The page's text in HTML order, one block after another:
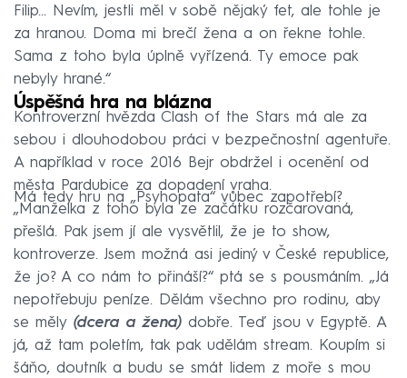
Filip… Nevím, jestli měl v sobě nějaký fet, ale tohle je
za hranou. Doma mi brečí žena a on řekne tohle.
Sama z toho byla úplně vyřízená. Ty emoce pak
nebyly hrané.“
Úspěšná hra na blázna
Kontroverzní hvězda Clash of the Stars má ale za
sebou i dlouhodobou práci v bezpečnostní agentuře.
A například v roce 2016 Bejr obdržel i ocenění od
města Pardubice za dopadení vraha.
Má tedy hru na „Psyhopata“ vůbec zapotřebí?
„Manželka z toho byla ze začátku rozčarovaná,
přešlá. Pak jsem jí ale vysvětlil, že je to show,
kontroverze. Jsem možná asi jediný v České republice,
že jo? A co nám to přináší?“ ptá se s pousmáním. „Já
nepotřebuju peníze. Dělám všechno pro rodinu, aby
se měly (dcera a žena) dobře. Teď jsou v Egyptě. A
já, až tam poletím, tak pak udělám stream. Koupím si
šáňo, doutník a budu se smát lidem z moře s mou